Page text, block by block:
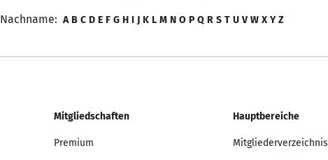
Nachname: A B C D E F G H I J K L M N O P Q R S T U V W X Y Z
Mitgliedschaften
Premium
Hauptbereiche
Mitgliederverzeichnis